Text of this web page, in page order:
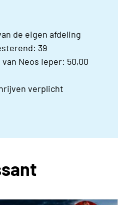
de eigen afdeling
39
Neos Ieper: 50,00
verplicht